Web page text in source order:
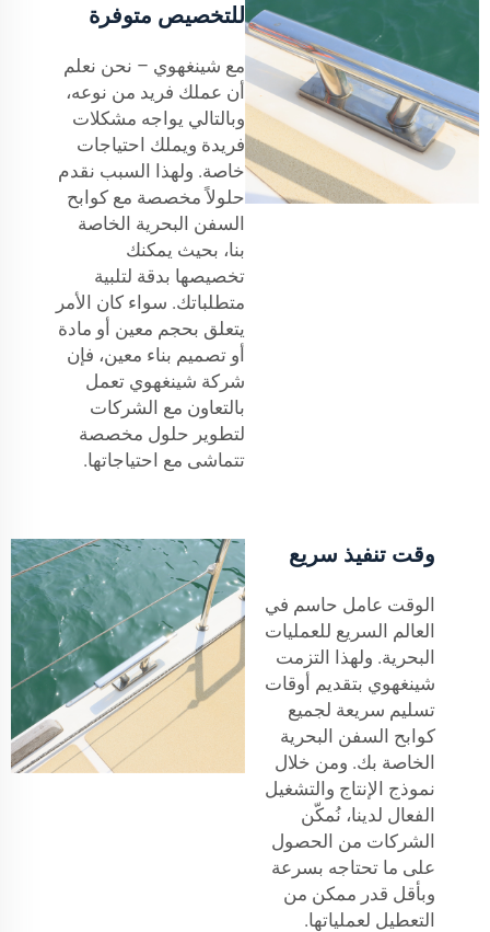
للتخصيص متوفرة
مع شينغهوي – نحن نعلم
أن عملك فريد من نوعه،
وبالتالي يواجه مشكلات
فريدة ويملك احتياجات
خاصة. ولهذا السبب نقدم
حلولاً مخصصة مع كوابح
السفن البحرية الخاصة
بنا، بحيث يمكنك
تخصيصها بدقة لتلبية
متطلباتك. سواء كان الأمر
يتعلق بحجم معين أو مادة
أو تصميم بناء معين، فإن
شركة شينغهوي تعمل
بالتعاون مع الشركات
لتطوير حلول مخصصة
تتماشى مع احتياجاتها.
وقت تنفيذ سريع
الوقت عامل حاسم في
العالم السريع للعمليات
البحرية. ولهذا التزمت
شينغهوي بتقديم أوقات
تسليم سريعة لجميع
كوابح السفن البحرية
الخاصة بك. ومن خلال
نموذج الإنتاج والتشغيل
الفعال لدينا، نُمكّن
الشركات من الحصول
على ما تحتاجه بسرعة
وبأقل قدر ممكن من
التعطيل لعملياتها.